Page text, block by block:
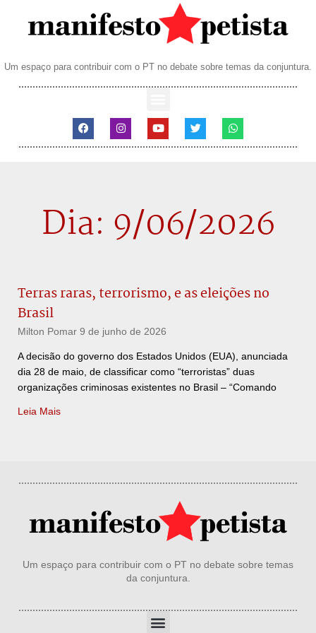
Um espaço para contribuir com o PT no debate sobre temas da conjuntura.
Dia: 9/06/2026
Terras raras, terrorismo, e as eleições no
Brasil
Milton Pomar 9 de junho de 2026
A decisão do governo dos Estados Unidos (EUA), anunciada
dia 28 de maio, de classificar como “terroristas” duas
organizações criminosas existentes no Brasil – “Comando
Leia Mais
Um espaço para contribuir com o PT no debate sobre temas
da conjuntura.